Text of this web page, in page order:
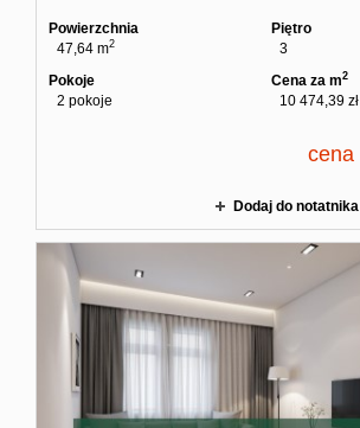
Powierzchnia
47,64 m2
Piętro
3
Pokoje
2 pokoje
Cena za m2
10 474,39 zł
cena
Dodaj do notatnika